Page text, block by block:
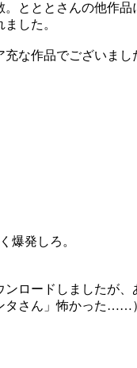
とととさんの他作
した。
な作品でございま
爆発しろ。
ンロードしましたが
タさん」怖かった……